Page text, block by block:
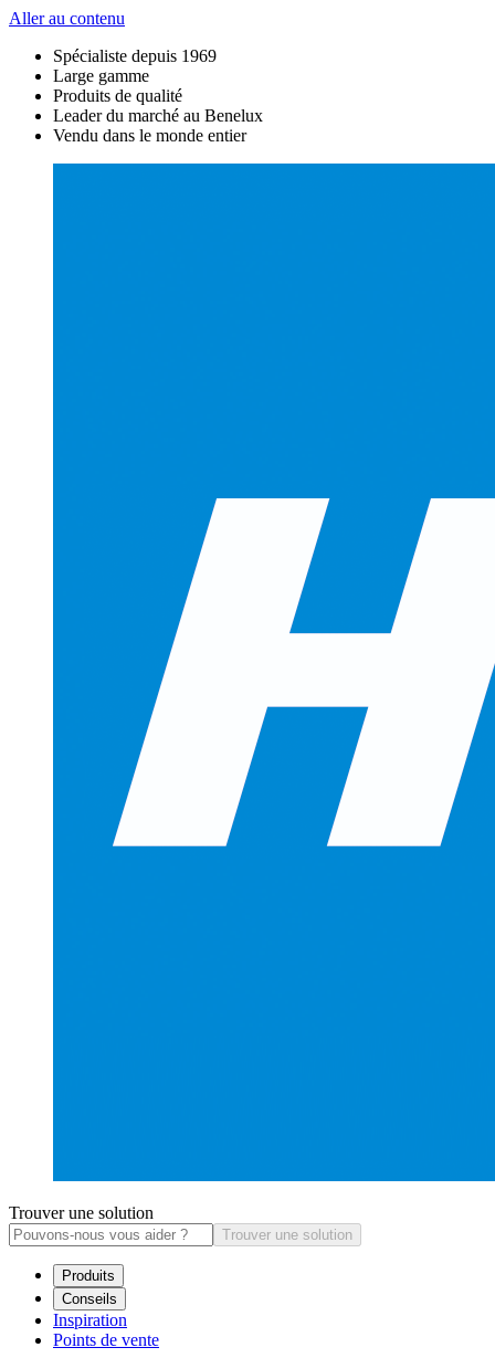
Aller au contenu
Spécialiste depuis 1969
Large gamme
Produits de qualité
Leader du marché au Benelux
Vendu dans le monde entier
Trouver une solution
Trouver une solution
Produits
Conseils
Inspiration
Points de vente